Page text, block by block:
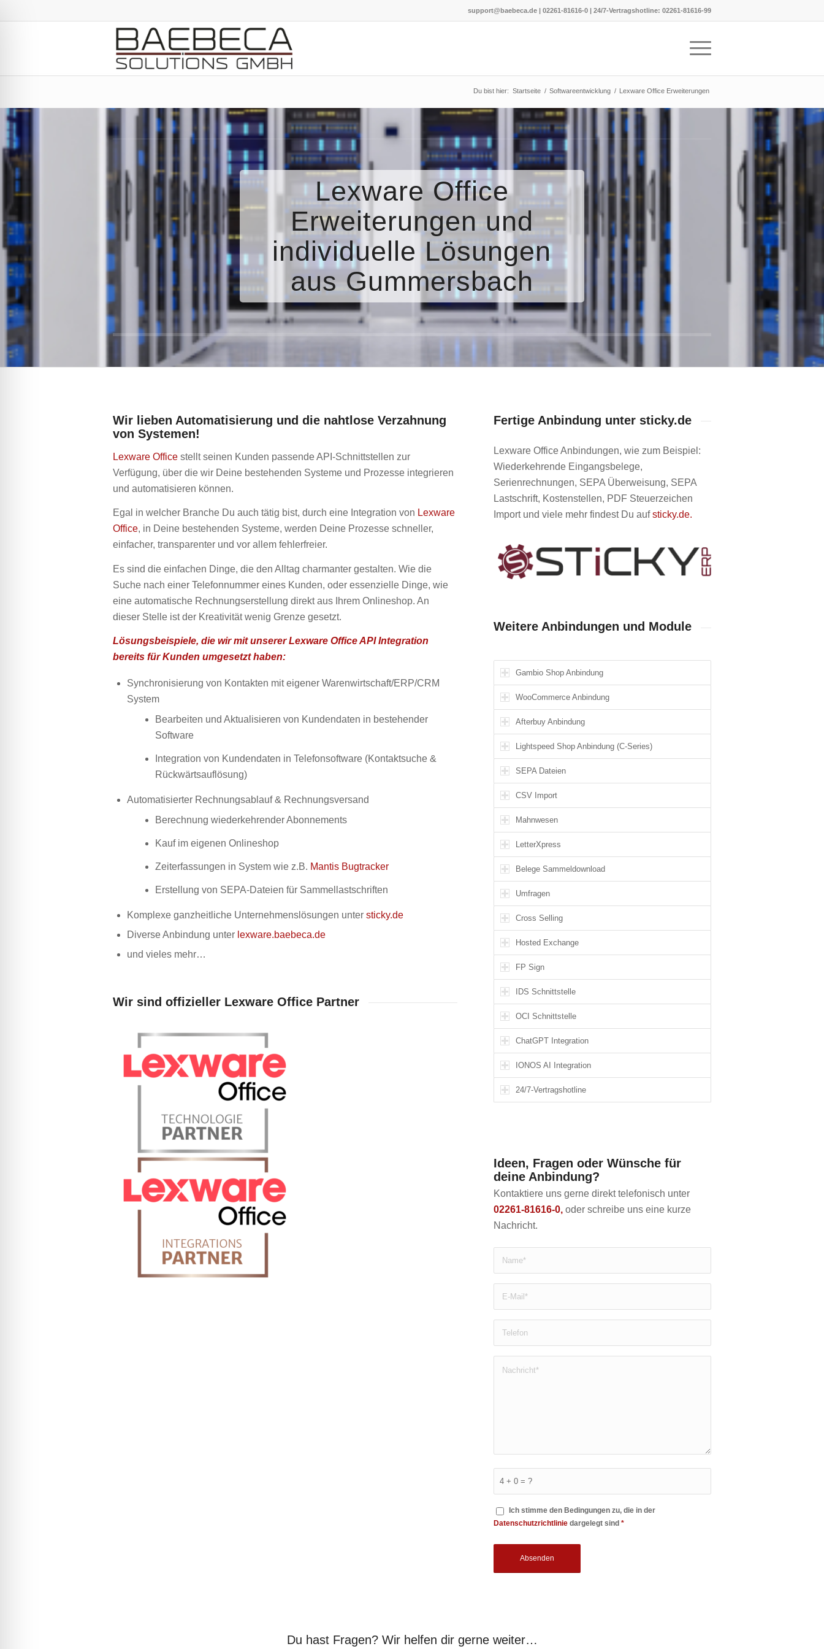
support@baebeca.de| 02261-81616-0| 24/7-Vertragshotline: 02261-81616-99
Du bist hier: Startseite / Softwareentwicklung / Lexware Office Erweiterungen
Lexware Office
Erweiterungen und
individuelle Lösungen
aus Gummersbach
Wir lieben Automatisierung und die nahtlose Verzahnung
von Systemen!
Lexware Office stellt seinen Kunden passende API-Schnittstellen zur
Verfügung, über die wir Deine bestehenden Systeme und Prozesse integrieren
und automatisieren können.
Egal in welcher Branche Du auch tätig bist, durch eine Integration von Lexware
Office, in Deine bestehenden Systeme, werden Deine Prozesse schneller,
einfacher, transparenter und vor allem fehlerfreier.
Es sind die einfachen Dinge, die den Alltag charmanter gestalten. Wie die
Suche nach einer Telefonnummer eines Kunden, oder essenzielle Dinge, wie
eine automatische Rechnungserstellung direkt aus Ihrem Onlineshop. An
dieser Stelle ist der Kreativität wenig Grenze gesetzt.
Lösungsbeispiele, die wir mit unserer Lexware Office API Integration
bereits für Kunden umgesetzt haben:
Synchronisierung von Kontakten mit eigener Warenwirtschaft/ERP/CRM
System
Bearbeiten und Aktualisieren von Kundendaten in bestehender
Software
Integration von Kundendaten in Telefonsoftware (Kontaktsuche &
Rückwärtsauflösung)
Automatisierter Rechnungsablauf & Rechnungsversand
Berechnung wiederkehrender Abonnements
Kauf im eigenen Onlineshop
Zeiterfassungen in System wie z.B. Mantis Bugtracker
Erstellung von SEPA-Dateien für Sammellastschriften
Komplexe ganzheitliche Unternehmenslösungen untersticky.de
Diverse Anbindung unter lexware.baebeca.de
und vieles mehr…
Wir sind offizieller Lexware Office Partner
Fertige Anbindung unter sticky.de
Lexware Office Anbindungen, wie zum Beispiel:
Wiederkehrende Eingangsbelege,
Serienrechnungen, SEPA Überweisung, SEPA
Lastschrift, Kostenstellen, PDF Steuerzeichen
Import und viele mehr findest Du aufsticky.de.
Weitere Anbindungen und Module
Gambio Shop Anbindung
WooCommerce Anbindung
Afterbuy Anbindung
Lightspeed Shop Anbindung (C-Series)
SEPA Dateien
CSV Import
Mahnwesen
LetterXpress
Belege Sammeldownload
Umfragen
Cross Selling
Hosted Exchange
FP Sign
IDS Schnittstelle
OCI Schnittstelle
ChatGPT Integration
IONOS AI Integration
24/7-Vertragshotline
Ideen, Fragen oder Wünsche für
deine Anbindung?
Kontaktiere uns gerne direkt telefonisch unter
02261-81616-0,oder schreibe uns eine kurze
Nachricht.
4 + 0 = ?
Ich stimme den Bedingungen zu, die in der
Datenschutzrichtliniedargelegt sind *
Du hast Fragen? Wir helfen dir gerne weiter…